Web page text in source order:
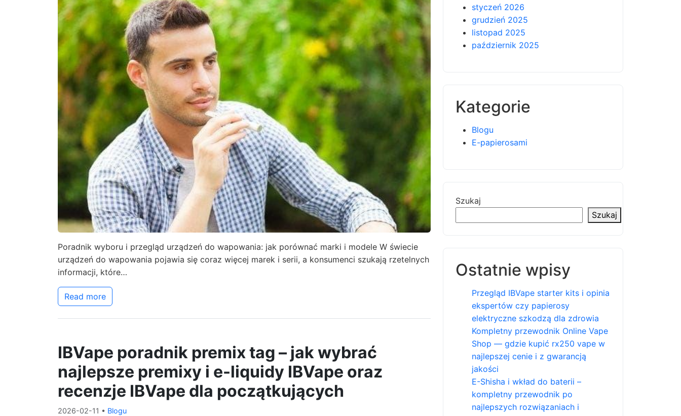
Poradnik wyboru i przegląd urządzeń do wapowania: jak porównać marki i modele W świecie
urządzeń do wapowania pojawia się coraz więcej marek i serii, a konsumenci szukają rzetelnych
informacji, które…
Read more
IBVape poradnik premix tag – jak wybrać
najlepsze premixy i e-liquidy IBVape oraz
recenzje IBVape dla początkujących
2026-02-11 • Blogu
styczeń 2026
grudzień 2025
listopad 2025
październik 2025
Kategorie
Blogu
E-papierosami
Szukaj
Szukaj
Ostatnie wpisy
Przegląd IBVape starter kits i opinia
ekspertów czy papierosy
elektryczne szkodzą dla zdrowia
Kompletny przewodnik Online Vape
Shop — gdzie kupić rx250 vape w
najlepszej cenie i z gwarancją
jakości
E-Shisha i wkład do baterii –
kompletny przewodnik po
najlepszych rozwiązaniach i